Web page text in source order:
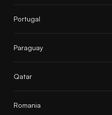
Portugal
Paraguay
Qatar
Romania